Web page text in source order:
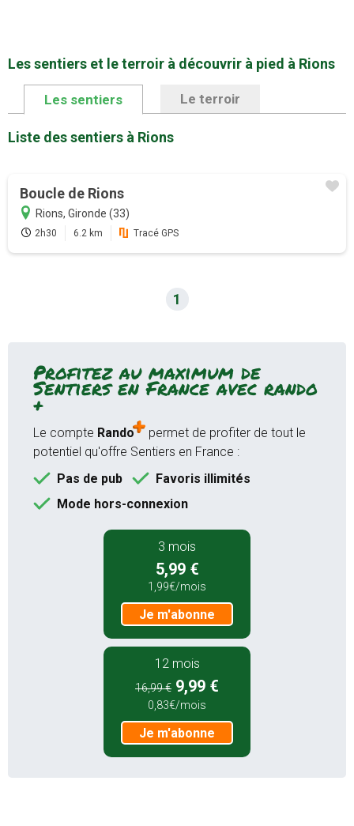
Les sentiers et le terroir à découvrir à pied à Rions
Les sentiers Le terroir
Liste des sentiers à Rions
Boucle de Rions
Rions, Gironde (33)
2h30 6.2 km Tracé GPS
1
Profitez au maximum de
Sentiers en France avec rando
+
Le compte Rando
permet de profiter de tout le
potentiel qu'offre Sentiers en France :
Pas de pub
Favoris illimités
Mode hors-connexion
3 mois
5,99 €
1,99€/mois
Je m'abonne
12 mois
16,99 € 9,99 €
0,83€/mois
Je m'abonne
Profitez au maximum de Sentiers en
France avec l'abonnement
19000 sentiers de randonnées
GPS randonnée temps réel
Bien plus encore...
Je m'abonne
12 mois
9,99 €
au lieu de 16,99 €
0,83€/mois
Je m'abonne